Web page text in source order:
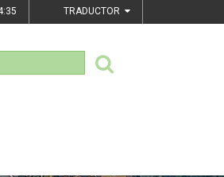
TRADUCTOR